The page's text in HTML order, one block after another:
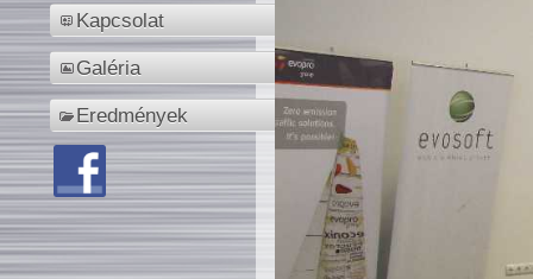
Kapcsolat
Galéria
Eredmények